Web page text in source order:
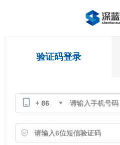
验证码登录
+ 86